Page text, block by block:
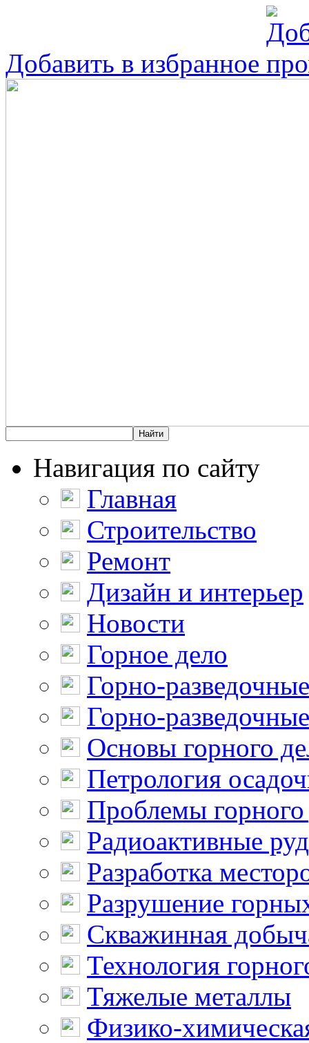
Добавить в избранное
Навигация по сайту
Главная
Строительство
Ремонт
Дизайн и интерьер
Новости
Горное дело
Горно-
Горно-
Основы горного
Петрология
Проблемы горного
Радиоактивные
Разработка
Разрушение
Скважинная
Технология
Тяжелые металлы
Физико-